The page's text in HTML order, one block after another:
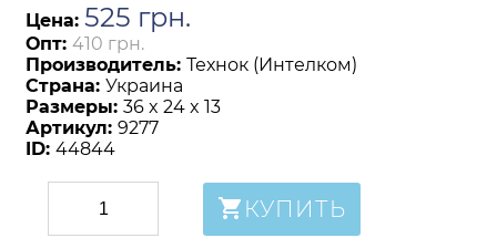
Цена: 525 грн.
Опт: 410 грн.
Производитель: Технок (Интелком)
Страна: Украина
Размеры: 36 x 24 x 13
Артикул: 9277
ID: 44844
КУПИТЬ